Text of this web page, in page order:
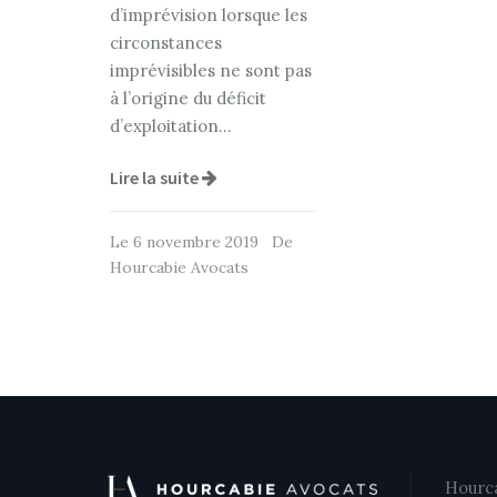
d’imprévision lorsque les
circonstances
imprévisibles ne sont pas
à l’origine du déficit
d’exploitation…
Lire la suite
Le 6 novembre 2019 De
Hourcabie Avocats